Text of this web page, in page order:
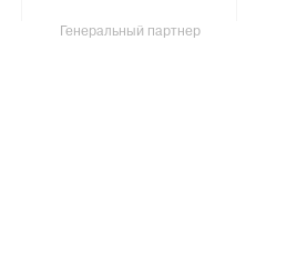
Генеральный партнер